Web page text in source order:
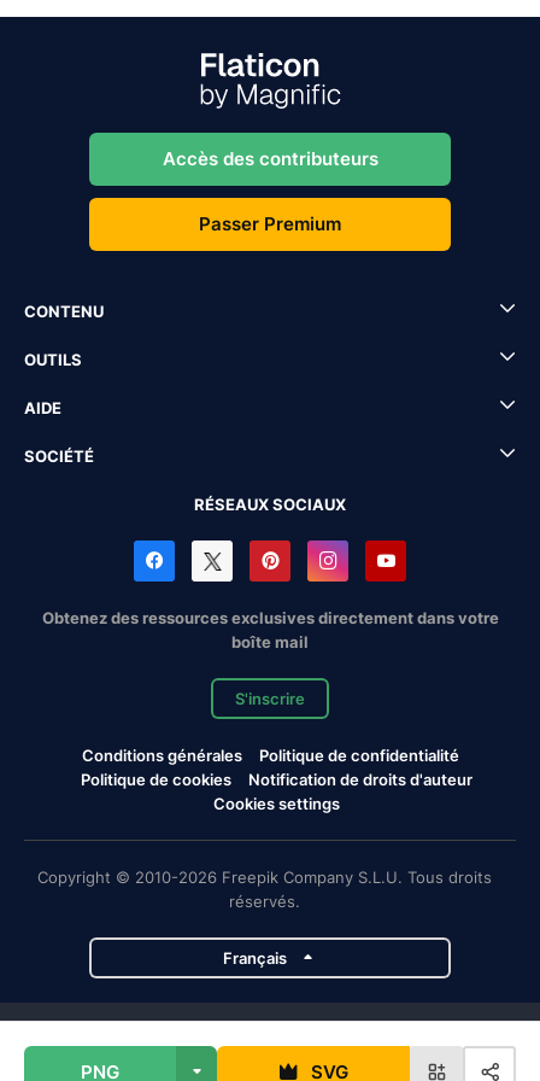
PNG SVG
Accès des contributeurs
Passer Premium
CONTENU
OUTILS
AIDE
SOCIÉTÉ
RÉSEAUX SOCIAUX
Obtenez des ressources exclusives directement dans votre
boîte mail
S'inscrire
Conditions générales
Politique de confidentialité
Politique de cookies
Notification de droits d'auteur
Cookies settings
Copyright © 2010-2026 Freepik Company S.L.U. Tous droits
réservés.
Français